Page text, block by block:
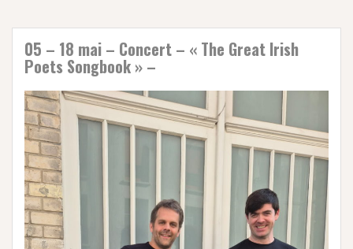
05 – 18 mai – Concert – « The Great Irish
Poets Songbook » –